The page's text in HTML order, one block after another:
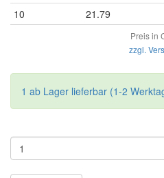
10 21.79
Preis in
zzgl.
1 ab Lager lieferbar (1-2